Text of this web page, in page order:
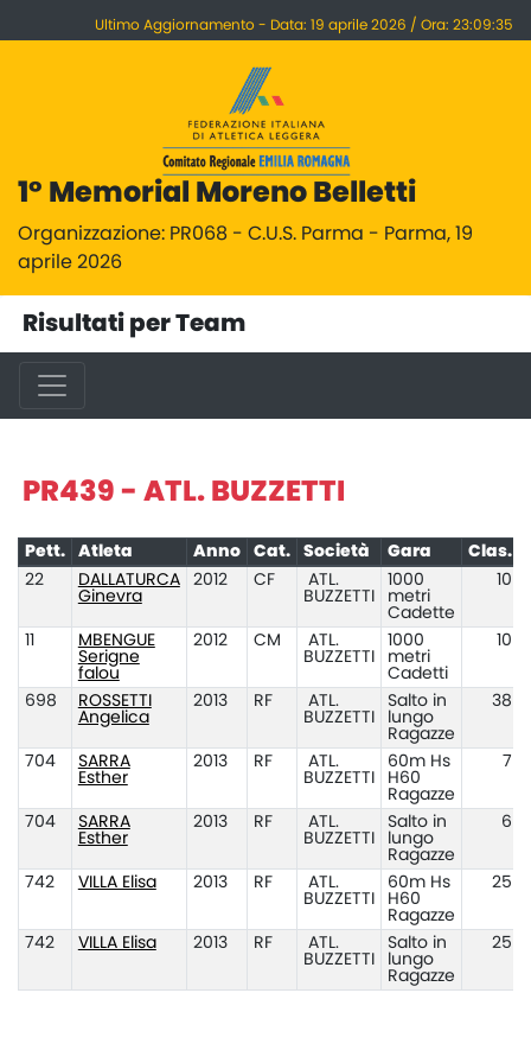
Ultimo Aggiornamento - Data: 19 aprile 2026 / Ora: 23:09:35
1° Memorial Moreno Belletti
Organizzazione: PR068 - C.U.S. Parma - Parma, 19
aprile 2026
Risultati per Team
PR439 - ATL. BUZZETTI
Pett. Atleta Anno Cat. Società Gara Clas.
22
DALLATURCA
Ginevra
2012 CF
ATL.
BUZZETTI
1000
metri
Cadette
10
MBENGUE
Serigne
falou
2012 CM
ATL.
BUZZETTI
1000
metri
Cadetti
10
698
ROSSETTI
Angelica
2013 RF
ATL.
BUZZETTI
Salto in
lungo
Ragazze
38
704
SARRA
Esther
2013 RF
ATL.
BUZZETTI
60m Hs
H60
Ragazze
7
704
SARRA
Esther
2013 RF
ATL.
BUZZETTI
Salto in
lungo
Ragazze
6
742 VILLA Elisa 2013 RF
ATL.
BUZZETTI
60m Hs
H60
Ragazze
25
742 VILLA Elisa 2013 RF
ATL.
BUZZETTI
Salto in
lungo
Ragazze
25